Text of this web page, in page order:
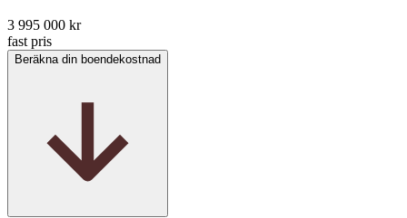
3 995 000 kr
fast pris
Beräkna din boendekostnad